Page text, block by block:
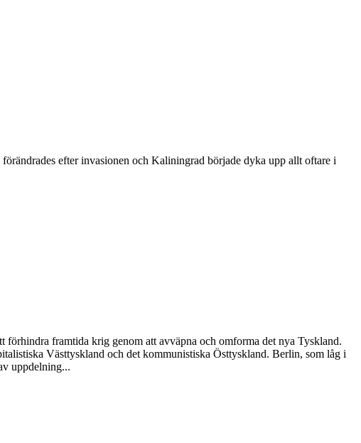
efter invasionen och Kaliningrad började dyka upp allt oftare i
förhindra framtida krig genom att avväpna och omforma det nya Tyskland.
Västtyskland och det kommunistiska Östtyskland. Berlin, som låg i
uppdelning...